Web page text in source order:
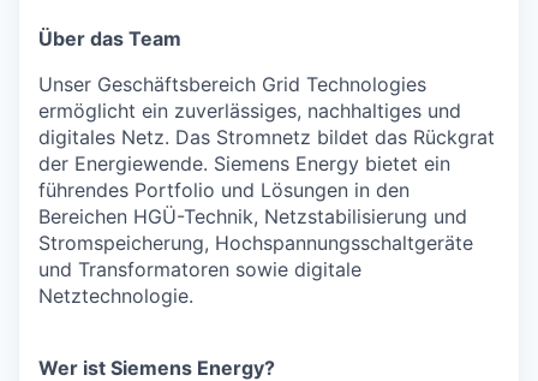
Über das Team
Unser Geschäftsbereich Grid Technologies
ermöglicht ein zuverlässiges, nachhaltiges und
digitales Netz. Das Stromnetz bildet das Rückgrat
der Energiewende. Siemens Energy bietet ein
führendes Portfolio und Lösungen in den
Bereichen HGÜ-Technik, Netzstabilisierung und
Stromspeicherung, Hochspannungsschaltgeräte
und Transformatoren sowie digitale
Netztechnologie.
Wer ist Siemens Energy?